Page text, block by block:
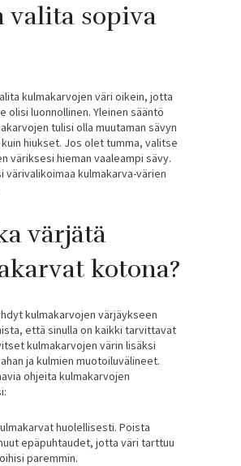
valita sopiva
kulmakarvojen väri oikein, jotta
olisi luonnollinen. Yleinen sääntö
tulisi olla muutaman sävyn
hiukset. Jos olet tumma, valitse
väriksesi hieman vaaleampi sävy.
värivalikoimaa kulmakarva-värien
värjätä
kotona?
kulmakarvojen värjäykseen
että sinulla on kaikki tarvittavat
kulmakarvojen värin lisäksi
ja kulmien muotoiluvälineet.
ohjeita kulmakarvojen
huolellisesti. Poista
epäpuhtaudet, jotta väri tarttuu
paremmin.